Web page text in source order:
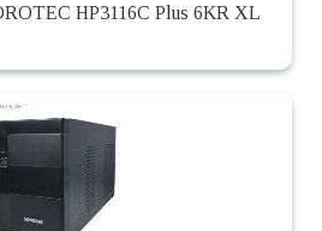
HP3116C Plus 6KR XL